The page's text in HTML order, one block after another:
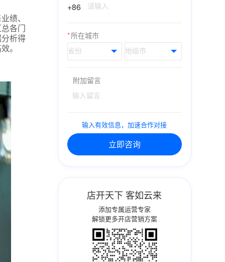
绩、
各门
析得
。
+86
*所在城市
附加留言
输入有效信息，加速合作对接
立即咨询
店开天下 客如云来
添加专属运营专家
解锁更多开店营销方案